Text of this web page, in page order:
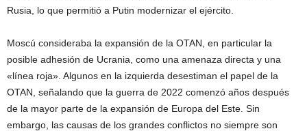
Rusia, lo que permitió a Putin modernizar el ejército.
Moscú consideraba la expansión de la OTAN, en particular la
posible adhesión de Ucrania, como una amenaza directa y una
«línea roja». Algunos en la izquierda desestiman el papel de la
OTAN, señalando que la guerra de 2022 comenzó años después
de la mayor parte de la expansión de Europa del Este. Sin
embargo, las causas de los grandes conflictos no siempre son